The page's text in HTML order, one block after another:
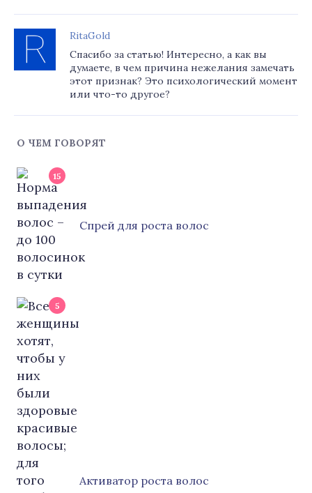
RitaGold
Спасибо за статью! Интересно, а как вы
думаете, в чем причина нежелания замечать
этот признак? Это психологический момент
или что-то другое?
О ЧЕМ ГОВОРЯТ
15
Cпрей для роста волос
5
Активатор роста волос